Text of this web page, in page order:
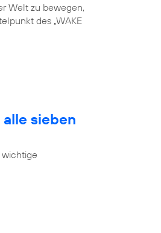
Welt zu bewegen,
des „WAKE
sieben
wichtige